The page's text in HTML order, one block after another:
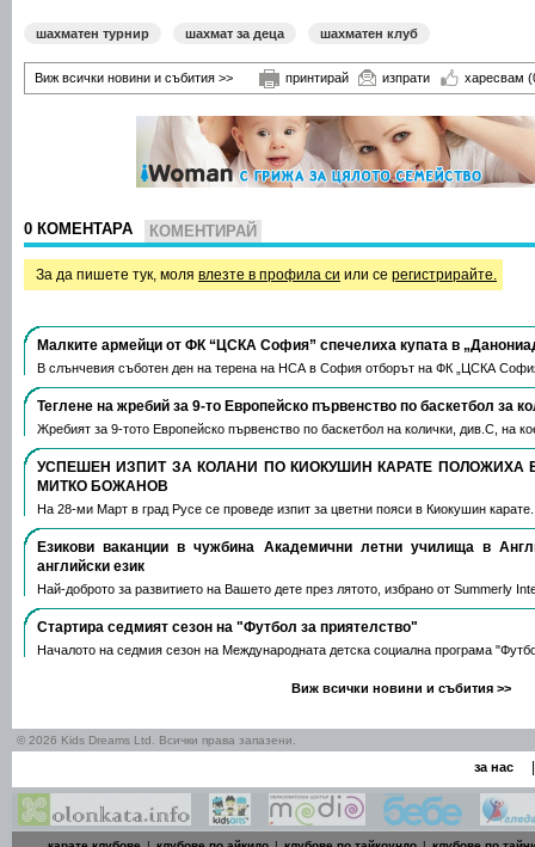
шахматен турнир шахмат за деца шахматен клуб
Виж всички новини и събития >> принтирай изпрати харесвам
0 КОМЕНТАРА КОМЕНТИРАЙ
За да пишете тук, моля влезте в профила си или се регистрирайте.
Малките армейци от ФК “ЦСКА София” спечелиха купата в
В слънчевия съботен ден на терена на НСА в София отборът на ФК „ЦСКА
Теглене на жребий за 9-то Европейско първенство по баскетбол за
Жребият за 9-тото Европейско първенство по баскетбол на колички, див.С, на
УСПЕШЕН ИЗПИТ ЗА КОЛАНИ ПО КИОКУШИН КАРАТЕ ПОЛОЖИХА
МИТКО БОЖАНОВ
На 28-ми Март в град Русе се проведе изпит за цветни пояси в Киокушин
Езикови ваканции​ в чужбина Академични летни училища в
английски език
Най-доброто за развитието на Вашето дете през лятото, избрано от Summerly
Стартира седмият сезон на "Футбол за приятелство"
Началото на седмия сезон на Международната детска социална програма
Виж всички новини и събития >>
© 2026 Kids Dreams Ltd. Всички права запазени.
за нас |